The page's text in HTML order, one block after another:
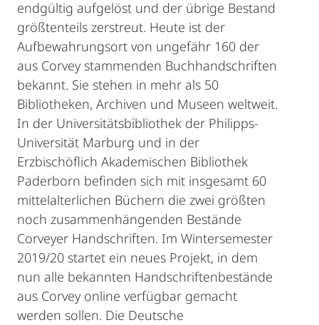
endgültig aufgelöst und der übrige Bestand
größtenteils zerstreut. Heute ist der
Aufbewahrungsort von ungefähr 160 der
aus Corvey stammenden Buchhandschriften
bekannt. Sie stehen in mehr als 50
Bibliotheken, Archiven und Museen weltweit.
In der Universitätsbibliothek der Philipps-
Universität Marburg und in der
Erzbischöflich Akademischen Bibliothek
Paderborn befinden sich mit insgesamt 60
mittelalterlichen Büchern die zwei größten
noch zusammenhängenden Bestände
Corveyer Handschriften. Im Wintersemester
2019/20 startet ein neues Projekt, in dem
nun alle bekannten Handschriftenbestände
aus Corvey online verfügbar gemacht
werden sollen. Die Deutsche